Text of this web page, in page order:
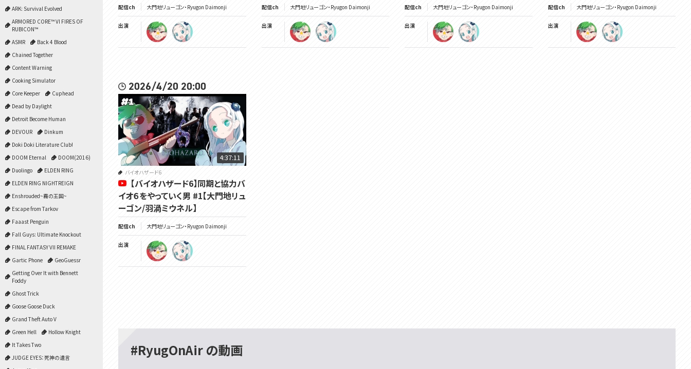
ARK: Survival Evolved
ARMORED CORE™ VI FIRES OF
RUBICON™
ASMR
Back 4 Blood
Chained Together
Content Warning
Cooking Simulator
Core Keeper
Cuphead
Dead by Daylight
Detroit Become Human
DEVOUR
Dinkum
Doki Doki Literature Club!
DOOM Eternal
DOOM(2016)
Duolingo
ELDEN RING
ELDEN RING NIGHTREIGN
Enshrouded~霧の王国~
Escape from Tarkov
Faaast Penguin
Fall Guys: Ultimate Knockout
FINAL FANTASY VII REMAKE
Gartic Phone
GeoGuessr
Getting Over It with Bennett
Foddy
Ghost Trick
Goose Goose Duck
Grand Theft Auto V
Green Hell
Hollow Knight
It Takes Two
JUDGE EYES：死神の遺言
配信ch 大門地リューゴン・Ryugon Daimonji
出演
配信ch 大門地リューゴン・Ryugon Daimonji
出演
配信ch 大門地リューゴン・Ryugon Daimonji
出演
配信ch 大門地リューゴン・Ryugon Daimonji
出演
2026/4/20 20:00
4:37:11
バイオハザード6
【バイオハザード6】同期と協力バ
イオ６をやっていく男 #1【大門地リュ
ーゴン/羽渦ミウネル】
配信ch 大門地リューゴン・Ryugon Daimonji
出演
#RyugOnAir の動画